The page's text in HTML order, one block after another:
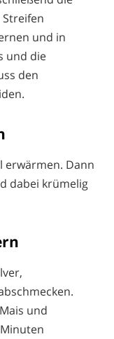
und in
und die
den
erwärmen. Dann
dabei krümelig
und